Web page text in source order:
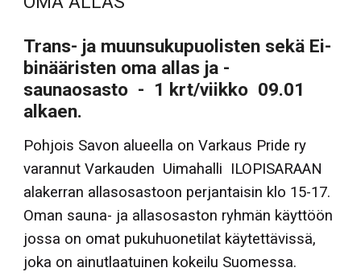
Trans- ja muunsukupuolisten sekä Ei-
binääristen oma allas ja -
saunaosasto - 1 krt/viikko 09.01
alkaen.
Pohjois Savon alueella onVarkaus Pride ry
varannut Varkauden Uimahalli ILOPISARAAN
alakerran allasosastoon perjantaisin klo 15-17.
Oman sauna- ja allasosaston ryhmän käyttöön
jossa on omat pukuhuonetilat käytettävissä,
joka on ainutlaatuinen kokeilu Suomessa.